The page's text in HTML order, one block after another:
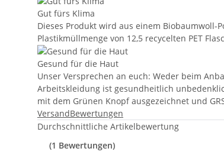
Gut fürs Klima
Dieses Produkt wird aus einem
Plastikmüllmenge von 12,5 recycelten PET
Gesund für die Haut
Unser Versprechen an euch: Weder beim
Arbeitskleidung ist gesundheitlich
mit dem Grünen Knopf ausgezeichnet und
VersandBewertungen
Durchschnittliche Artikelbewertung
(1 Bewertungen)